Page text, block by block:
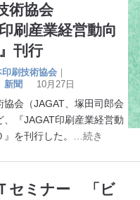
術協会
刷産業経営動向
刊行
印刷技術協会 ｜
新聞 10月27日
会（JAGAT、塚田司郎会
、『JAGAT印刷産業経営動
を刊行した。
…続き
セミナー 「ビ